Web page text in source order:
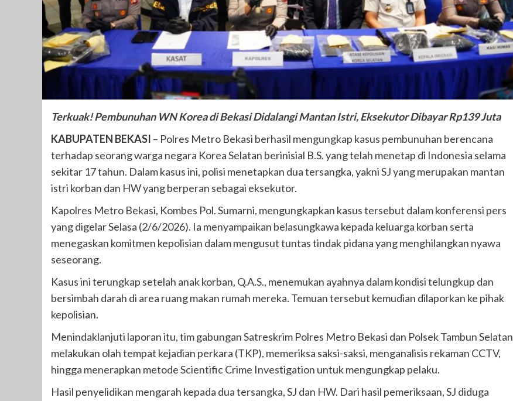
Terkuak! Pembunuhan WN Korea di Bekasi Didalangi Mantan Istri, Eksekutor Dibayar Rp139 Juta
KABUPATEN BEKASI – Polres Metro Bekasi berhasil mengungkap kasus pembunuhan berencana
terhadap seorang warga negara Korea Selatan berinisial B.S. yang telah menetap di Indonesia selama
sekitar 17 tahun. Dalam kasus ini, polisi menetapkan dua tersangka, yakni SJ yang merupakan mantan
istri korban dan HW yang berperan sebagai eksekutor.
Kapolres Metro Bekasi, Kombes Pol. Sumarni, mengungkapkan kasus tersebut dalam konferensi pers
yang digelar Selasa (2/6/2026). Ia menyampaikan belasungkawa kepada keluarga korban serta
menegaskan komitmen kepolisian dalam mengusut tuntas tindak pidana yang menghilangkan nyawa
seseorang.
Kasus ini terungkap setelah anak korban, Q.A.S., menemukan ayahnya dalam kondisi telungkup dan
bersimbah darah di area ruang makan rumah mereka. Temuan tersebut kemudian dilaporkan ke pihak
kepolisian.
Menindaklanjuti laporan itu, tim gabungan Satreskrim Polres Metro Bekasi dan Polsek Tambun Selatan
melakukan olah tempat kejadian perkara (TKP), memeriksa saksi-saksi, menganalisis rekaman CCTV,
hingga menerapkan metode Scientific Crime Investigation untuk mengungkap pelaku.
Hasil penyelidikan mengarah kepada dua tersangka, SJ dan HW. Dari hasil pemeriksaan, SJ diduga